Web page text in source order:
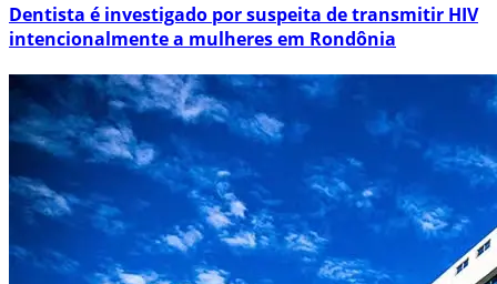
Dentista é investigado por suspeita de transmitir HIV
intencionalmente a mulheres em Rondônia